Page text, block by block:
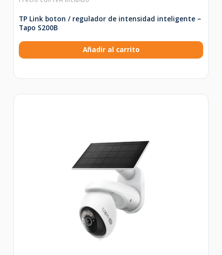
TP Link boton / regulador de intensidad inteligente –
Tapo S200B
Añadir al carrito